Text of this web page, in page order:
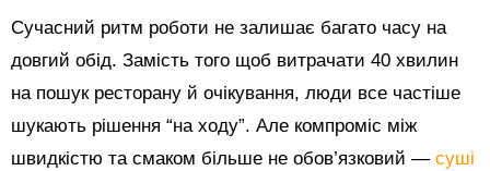
Сучасний ритм роботи не залишає багато часу на
довгий обід. Замість того щоб витрачати 40 хвилин
на пошук ресторану й очікування, люди все частіше
шукають рішення “на ходу”. Але компроміс між
швидкістю та смаком більше не обов’язковий — суші